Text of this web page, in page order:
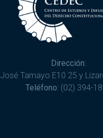
Dirección:
José Tamayo E10 25 y
Teléfono: (02) 394-